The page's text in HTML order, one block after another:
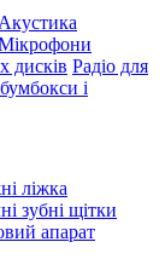
дисків Радіо для
і
ліжка
зубні щітки
апарат